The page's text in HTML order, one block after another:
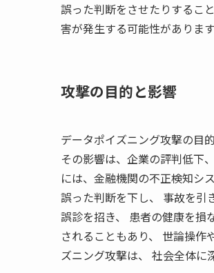
誤った判断をさせたりするこ
害が発生する可能性があります
攻撃の目的と影響
データポイズニング攻撃の目
その影響は、企業の評判低下
には、金融機関の不正検知シ
誤った判断を下し、 事故を引
誤診を招き、 患者の健康を損
されることもあり、 世論操作
ズニング攻撃は、 社会全体に